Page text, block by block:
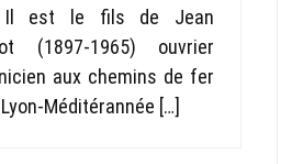
Il est le fils de Jean
(1897-1965) ouvrier
aux chemins de fer
Méditérannée […]